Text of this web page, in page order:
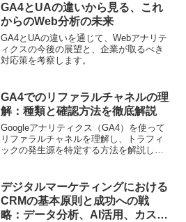
GA4とUAの違いから見る、これ
からのWeb分析の未来
GA4とUAの違いを通じて、Webアナリテ
ィクスの今後の展望と、企業が取るべき
対応策を考察します。
GA4でのリファラルチャネルの理
解：種類と確認方法を徹底解説
Googleアナリティクス（GA4）を使って
リファラルチャネルを理解し、トラフィ
ックの発生源を特定する方法を解説しま
分析をサポートします。
デジタルマーケティングにおける
CRMの基本原則と成功への戦
略：データ分析、AI活用、カスタ